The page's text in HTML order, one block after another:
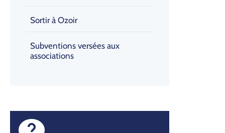
Sortir à Ozoir
Subventions versées aux
associations